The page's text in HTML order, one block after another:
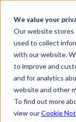
We value your
Our website stores
used to collect
with our website.
to improve and
and for analytics
website and other
To find out more
view ourCookie